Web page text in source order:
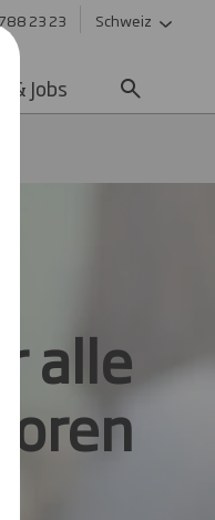
23 23 Schweiz
& Jobs
alle